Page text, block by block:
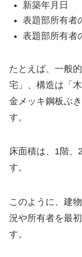
新築年月日
表題部所有者
表題部所有者
たとえば、一般
宅」、構造は「
金メッキ鋼板ぶ
す。
床面積は、1階、
す。
このように、建
況や所有者を最
す。